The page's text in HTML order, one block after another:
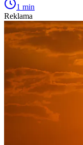
1 min
Reklama